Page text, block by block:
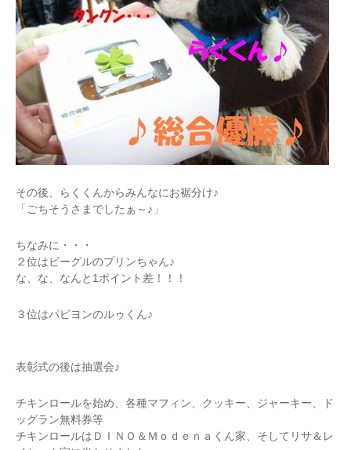
その後、らくくんからみんなにお裾分け♪
「ごちそうさまでしたぁ～♪」
ちなみに・・・
２位はビーグルのプリンちゃん♪
な、な、なんと1ポイント差！！！
３位はパピヨンのルゥくん♪
表彰式の後は抽選会♪
チキンロールを始め、各種マフィン、クッキー、ジャーキー、ド
ッグラン無料券等
チキンロールはＤＩＮＯ＆Ｍｏｄｅｎａくん家、そしてリサ＆レ